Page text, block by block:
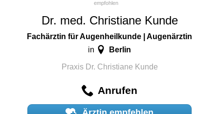
Dr. med. Christiane Kunde
Fachärztin für Augenheilkunde | Augenärztin
in Berlin
Praxis Dr. Christiane Kunde
Anrufen